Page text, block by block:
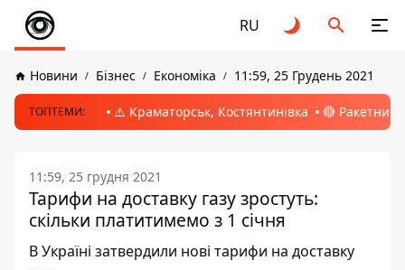
RU
Новини Бізнес Економіка 11:59, 25 Грудень 2021
ТОПТЕМИ: ⚠️ Краматорськ, Костянтинівка 🔴 Ракетний
11:59, 25 грудня 2021
Тарифи на доставку газу зростуть:
скільки платитимемо з 1 січня
В Україні затвердили нові тарифи на доставку